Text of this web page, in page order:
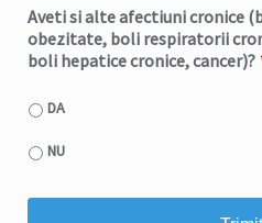
Aveti si alte afectiuni cronice
obezitate, boli respiratorii
boli hepatice cronice, cancer)?
DA
NU